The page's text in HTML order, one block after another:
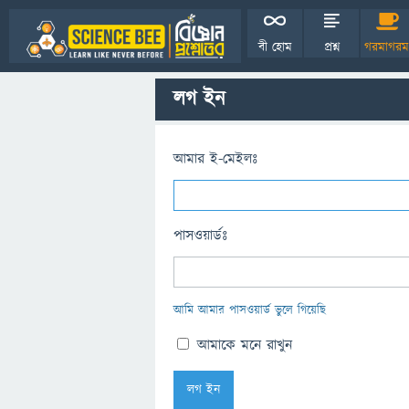
বী হোম প্রশ্ন
লগ ইন
আমার ই-মেইলঃ
পাসওয়ার্ডঃ
আমি আমার পাসওয়ার্ড ভুলে গিয়েছি
আমাকে মনে রাখুন